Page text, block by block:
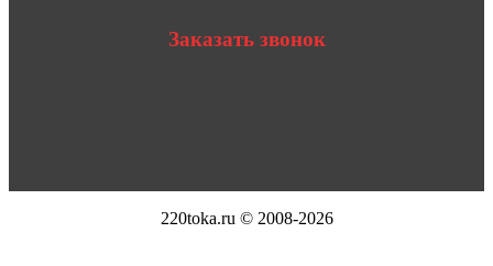
Заказать звонок
220toka.ru © 2008-2026